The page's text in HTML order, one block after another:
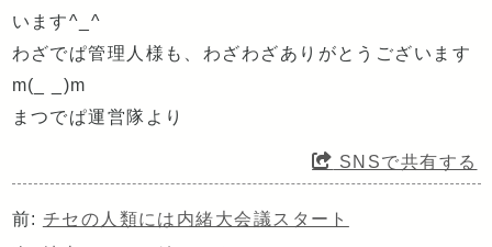
います^_^
わざでぱ管理人様も、わざわざありがとうございます
m(_ _)m
まつでぱ運営隊より
SNSで共有する
前: チセの人類には内緒大会議スタート